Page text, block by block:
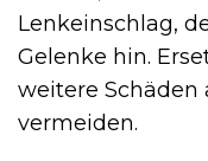
Lenkeinschlag,
Gelenke hin.
weitere Schäden
vermeiden.